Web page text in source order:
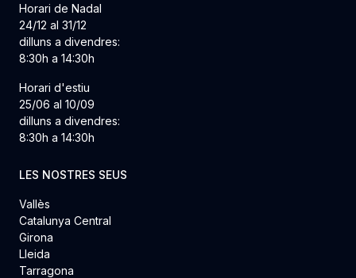
Horari de Nadal
24/12 al 31/12
dilluns a divendres:
8:30h a 14:30h
Horari d'estiu
25/06 al 10/09
dilluns a divendres:
8:30h a 14:30h
LES NOSTRES SEUS
Vallès
Catalunya Central
Girona
Lleida
Tarragona